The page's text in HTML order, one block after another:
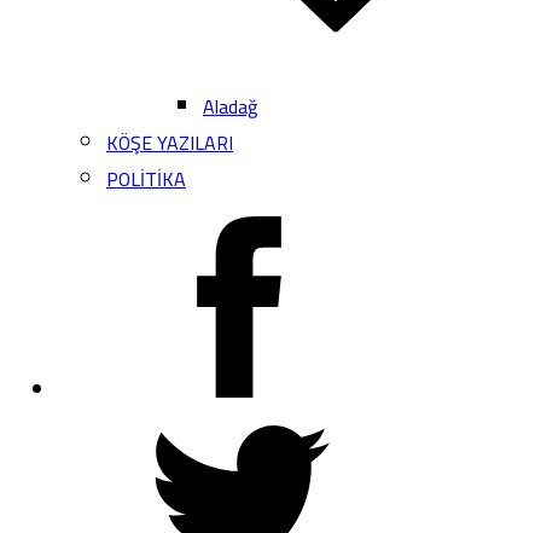
Aladağ
KÖŞE YAZILARI
POLİTİKA